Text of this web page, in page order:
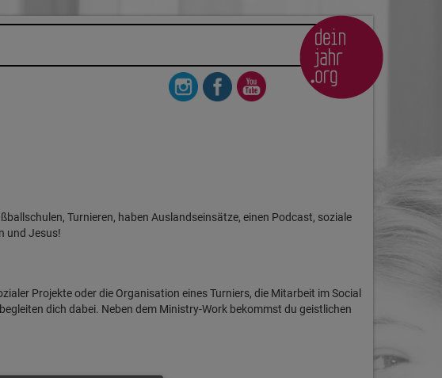
Turnieren, haben Auslandseinsätze, einen Podcast, soziale
und Jesus!
Projekte oder die Organisation eines Turniers, die Mitarbeit im Social
dich dabei. Neben dem Ministry-Work bekommst du geistlichen